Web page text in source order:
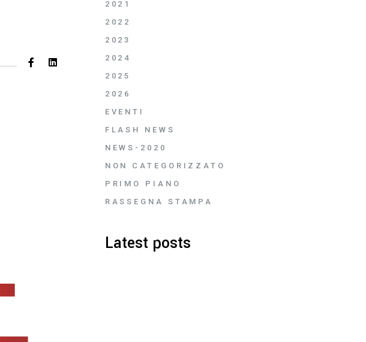
2021
2022
2023
2024
2025
2026
EVENTI
FLASH NEWS
NEWS-2020
NON CATEGORIZZATO
PRIMO PIANO
RASSEGNA STAMPA
Latest posts